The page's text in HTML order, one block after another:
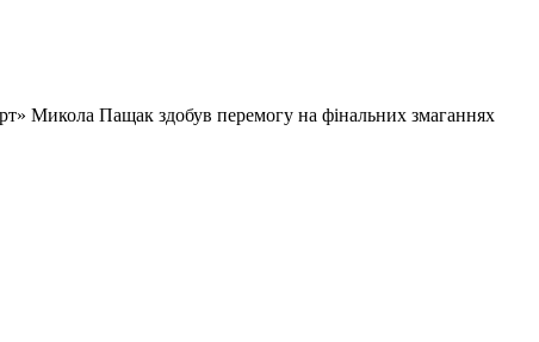
Микола Пащак здобув перемогу на фінальних змаганнях